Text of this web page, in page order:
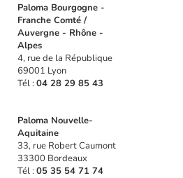
Paloma Bourgogne -
Franche Comté /
Auvergne - Rhône -
Alpes
4, rue de la République
69001 Lyon
Tél : 04 28 29 85 43
Paloma Nouvelle-
Aquitaine
33, rue Robert Caumont
33300 Bordeaux
Tél : 05 35 54 71 74